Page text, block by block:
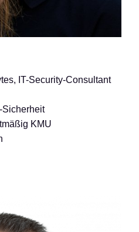
IT-Security-Consultant
Sicherheit
KMU